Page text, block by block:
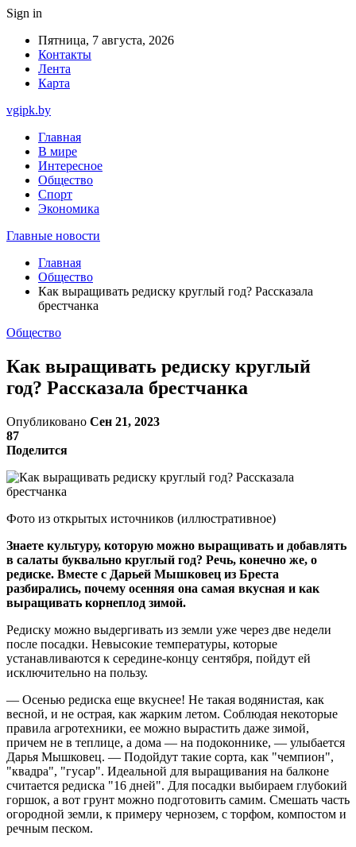
Sign in
Пятница, 7 августа, 2026
Контакты
Лента
Карта
vgipk.by
Главная
В мире
Интересное
Общество
Спорт
Экономика
Главные новости
Главная
Общество
Как выращивать редиску круглый год? Рассказала
брестчанка
Общество
Как выращивать редиску круглый
год? Рассказала брестчанка
Опубликовано Сен 21, 2023
87
Поделится
Фото из открытых источников (иллюстративное)
Знаете культуру, которую можно выращивать и добавлять
в салаты буквально круглый год? Речь, конечно же, о
редиске. Вместе с Дарьей Мышковец из Бреста
разбирались, почему осенняя она самая вкусная и как
выращивать корнеплод зимой.
Редиску можно выдергивать из земли уже через две недели
после посадки. Невысокие температуры, которые
устанавливаются к середине-концу сентября, пойдут ей
исключительно на пользу.
— Осенью редиска еще вкуснее! Не такая водянистая, как
весной, и не острая, как жарким летом. Соблюдая некоторые
правила агротехники, ее можно вырастить даже зимой,
причем не в теплице, а дома — на подоконнике, — улыбается
Дарья Мышковец. — Подойдут такие сорта, как "чемпион",
"квадра", "гусар". Идеальной для выращивания на балконе
считается редиска "16 дней". Для посадки выбираем глубокий
горшок, а вот грунт можно подготовить самим. Смешать часть
огородной земли, к примеру чернозем, с торфом, компостом и
речным песком.